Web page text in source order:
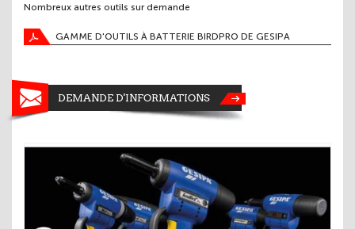
Nombreux autres outils sur demande
GAMME D'OUTILS À BATTERIE BIRDPRO DE GESIPA
DEMANDE D'INFORMATIONS